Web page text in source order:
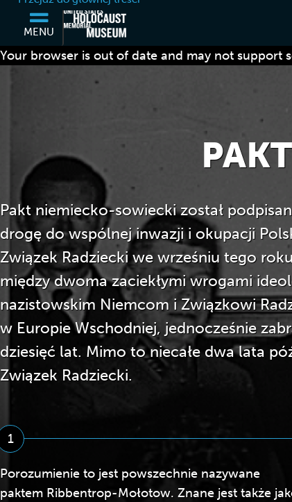
MENU
Your browser is out of date and may not support
Pakt niemiecko-sowiecki został
drogę do wspólnej inwazji i okupacji
Związek Radziecki we wrześniu tego
między dwoma zaciekłymi wrogami
nazistowskim Niemcom i Związkowi
w Europie Wschodniej, jednocześnie
dziesięć lat. Mimo to niecałe dwa lata
Związek Radziecki.
1
Porozumienie to jest powszechnie nazywane
paktem Ribbentrop-Mołotow. Znane jest także